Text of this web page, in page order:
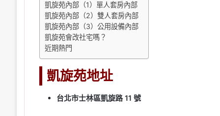
凱旋苑內部（1）單人套房內部
凱旋苑內部（2）雙人套房內部
凱旋苑內部（3）公用設備內部
凱旋苑會改社宅嗎？
近期熱門
凱旋苑地址
台北市士林區凱旋路 11 號